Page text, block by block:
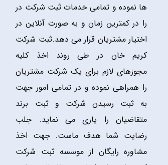
ها نموده و تمامی خدمات ثبت شرکت در
را در کمترین زمان و به صورت آنلاین در
اختیار مشتریان قرار می دهد.ثبت شرکت
کریم خان در طی روند اخذ کلیه
مجوزهای لازم برای یک شرکت مشتریان
را همراهی نموده و در تمامی امور جهت
به ثبت رسیدن شرکت و ثبت برند
متقاضیان را یاری می نماید. جلب
رضایت شما هدف ماست. جهت اخذ
مشاوره رایگان از موسسه ثبت شرکت